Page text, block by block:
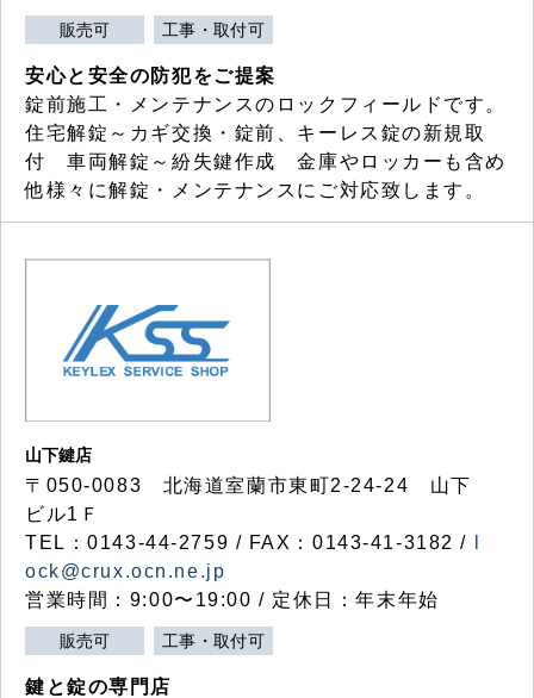
販売可 工事・取付可
安心と安全の防犯をご提案
錠前施工・メンテナンスのロックフィールドです。
住宅解錠～カギ交換・錠前、キーレス錠の新規取
付 車両解錠～紛失鍵作成 金庫やロッカーも含め
他様々に解錠・メンテナンスにご対応致します。
山下鍵店
〒050-0083 北海道室蘭市東町2-24-24 山下
ビル1Ｆ
TEL：0143-44-2759 / FAX：0143-41-3182 /
ock@crux.ocn.ne.jp
営業時間：9:00〜19:00 / 定休日：年末年始
販売可 工事・取付可
鍵と錠の専門店